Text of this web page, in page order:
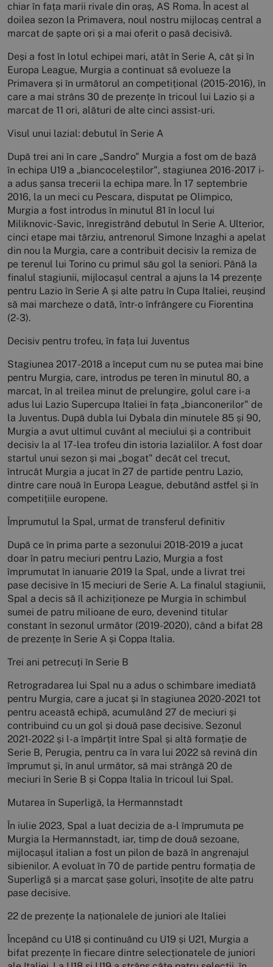
chiar în fața marii rivale din oraș, AS Roma. În acest al
doilea sezon la Primavera, noul nostru mijlocaș central a
marcat de șapte ori și a mai oferit o pasă decisivă.
Deși a fost în lotul echipei mari, atât în Serie A, cât și în
Europa League, Murgia a continuat să evolueze la
Primavera și în următorul an competițional (2015-2016), în
care a mai strâns 30 de prezențe în tricoul lui Lazio și a
marcat de 11 ori, alături de alte cinci assist-uri.
Visul unui lazial: debutul în Serie A
După trei ani în care „Sandro" Murgia a fost om de bază
în echipa U19 a „biancoceleștilor", stagiunea 2016-2017 i-
a adus șansa trecerii la echipa mare. În 17 septembrie
2016, la un meci cu Pescara, disputat pe Olimpico,
Murgia a fost introdus în minutul 81 în locul lui
Miliknovic-Savic, înregistrând debutul în Serie A. Ulterior,
cinci etape mai târziu, antrenorul Simone Inzaghi a apelat
din nou la Murgia, care a contribuit decisiv la remiza de
pe terenul lui Torino cu primul său gol la seniori. Până la
finalul stagiunii, mijlocașul central a ajuns la 14 prezențe
pentru Lazio în Serie A și alte patru în Cupa Italiei, reușind
să mai marcheze o dată, într-o înfrângere cu Fiorentina
(2-3).
Decisiv pentru trofeu, în fața lui Juventus
Stagiunea 2017-2018 a început cum nu se putea mai bine
pentru Murgia, care, introdus pe teren în minutul 80, a
marcat, în al treilea minut de prelungire, golul care i-a
adus lui Lazio Supercupa Italiei în fața „bianconerilor" de
la Juventus. După dubla lui Dybala din minutele 85 și 90,
Murgia a avut ultimul cuvânt al meciului și a contribuit
decisiv la al 17-lea trofeu din istoria lazialilor. A fost doar
startul unui sezon și mai „bogat" decât cel trecut,
întrucât Murgia a jucat în 27 de partide pentru Lazio,
dintre care nouă în Europa League, debutând astfel și în
competițiile europene.
Împrumutul la Spal, urmat de transferul definitiv
După ce în prima parte a sezonului 2018-2019 a jucat
doar în patru meciuri pentru Lazio, Murgia a fost
împrumutat în ianuarie 2019 la Spal, unde a livrat trei
pase decisive în 15 meciuri de Serie A. La finalul stagiunii,
Spal a decis să îl achiziționeze pe Murgia în schimbul
sumei de patru milioane de euro, devenind titular
constant în sezonul următor (2019-2020), când a bifat 28
de prezențe în Serie A și Coppa Italia.
Trei ani petrecuți în Serie B
Retrogradarea lui Spal nu a adus o schimbare imediată
pentru Murgia, care a jucat și în stagiunea 2020-2021 tot
pentru această echipă, acumulând 27 de meciuri și
contribuind cu un gol și două pase decisive. Sezonul
2021-2022 și l-a împărțit între Spal și altă formație de
Serie B, Perugia, pentru ca în vara lui 2022 să revină din
împrumut și, în anul următor, să mai strângă 20 de
meciuri în Serie B și Coppa Italia în tricoul lui Spal.
Mutarea în Superligă, la Hermannstadt
În iulie 2023, Spal a luat decizia de a-l împrumuta pe
Murgia la Hermannstadt, iar, timp de două sezoane,
mijlocașul italian a fost un pilon de bază în angrenajul
sibienilor. A evoluat în 70 de partide pentru formația de
Superligă și a marcat șase goluri, însoțite de alte patru
pase decisive.
22 de prezențe la naționalele de juniori ale Italiei
Începând cu U18 și continuând cu U19 și U21, Murgia a
bifat prezențe în fiecare dintre selecționatele de juniori